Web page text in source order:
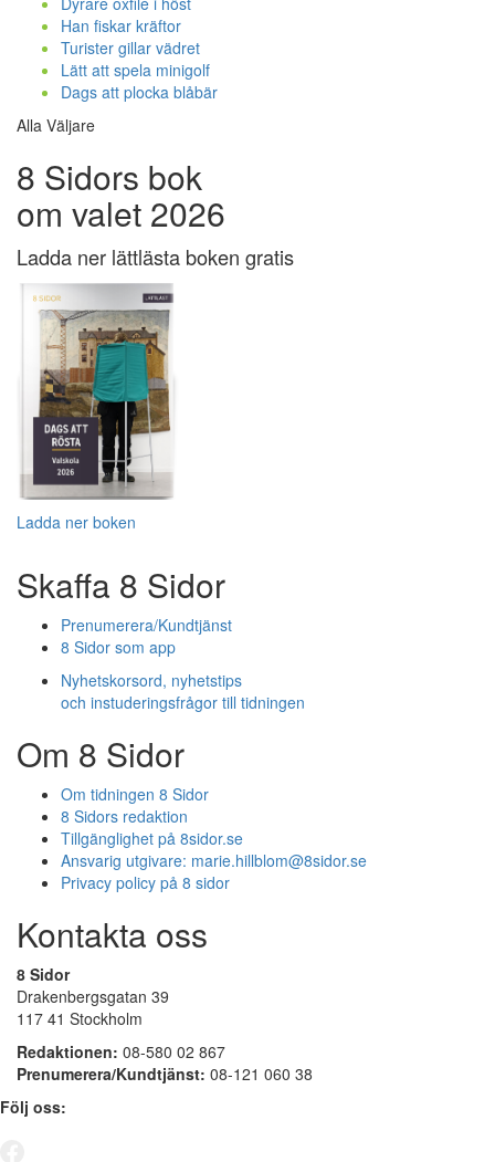
Han fiskar kräftor
Turister gillar vädret
Lätt att spela minigolf
Dags att plocka blåbär
Alla Väljare
8 Sidors bok
om valet 2026
Ladda ner lättlästa boken gratis
Ladda ner boken
Skaffa 8 Sidor
Prenumerera/Kundtjänst
8 Sidor som app
Nyhetskorsord, nyhetstips
och instuderingsfrågor till tidningen
Om 8 Sidor
Om tidningen 8 Sidor
8 Sidors redaktion
Tillgänglighet på 8sidor.se
Ansvarig utgivare: marie.hillblom@8sidor.se
Privacy policy på 8 sidor
Kontakta oss
8 Sidor
Drakenbergsgatan 39
117 41 Stockholm
Redaktionen: 08-580 02 867
Prenumerera/Kundtjänst: 08-121 060 38
Följ oss: